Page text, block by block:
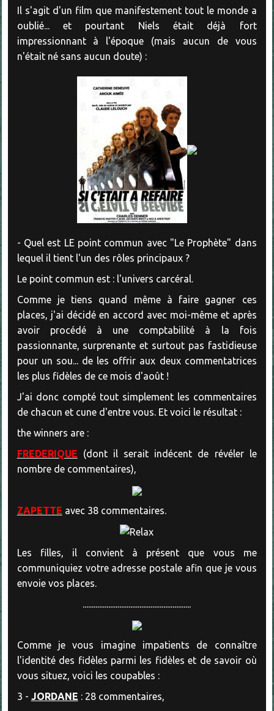
Il s'agit d'un film que manifestement tout le monde a
oublié... et pourtant Niels était déjà fort
impressionnant à l'époque (mais aucun de vous
n'était né sans aucun doute) :
- Quel est LE point commun avec "Le Prophète" dans
lequel il tient l'un des rôles principaux ?
Le point commun est : l'univers carcéral.
Comme je tiens quand même à faire gagner ces
places, j'ai décidé en accord avec moi-même et après
avoir procédé à une comptabilité à la fois
passionnante, surprenante et surtout pas fastidieuse
pour un sou... de les offrir aux deux commentatrices
les plus fidèles de ce mois d'août !
J'ai donc compté tout simplement les commentaires
de chacun et cune d'entre vous. Et voici le résultat :
the winners are :
FREDERIQUE (dont il serait indécent de révéler le
nombre de commentaires),
ZAPETTE avec 38 commentaires.
Les filles, il convient à présent que vous me
communiquiez votre adresse postale afin que je vous
envoie vos places.
Comme je vous imagine impatients de connaître
l'identité des fidèles parmi les fidèles et de savoir où
vous situez, voici les coupables :
3 - JORDANE : 28 commentaires,